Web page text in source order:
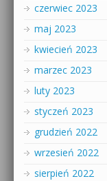
czerwiec 2023
maj 2023
kwiecień 2023
marzec 2023
luty 2023
styczeń 2023
grudzień 2022
wrzesień 2022
sierpień 2022